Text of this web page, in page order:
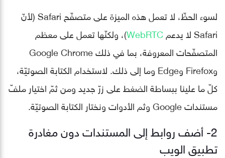
لسوء الحظّ، لا تعمل هذه الميزة على متصفّح Safari (لأنّ
Safari لا يدعم
)، ولكنّها تعمل على معظم
المتصفّحات المعروفة، بما في ذلك Google Chrome
وFirefox وEdge وما إلى ذلك. لاستخدام الكتابة الصوتيّة،
كلّ ما علينا ببساطة الضغط على زرّ جديد ومن ثمّ اختيار ملفّ
مستندات Google وثم الأدوات ونختار الكتابة الصوتيّة.
2- أضف روابط إلى المستندات دون مغادرة
تطبيق الويب